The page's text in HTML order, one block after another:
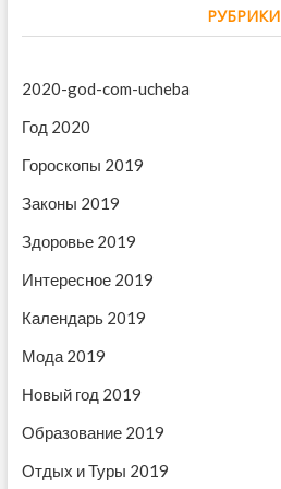
я
н
к
а
и
я
п
о
з
а
п
и
с
я
м
РУБРИКИ
2020-god-com-ucheba
Год 2020
Гороскопы 2019
Законы 2019
Здоровье 2019
Интересное 2019
Календарь 2019
Мода 2019
Новый год 2019
Образование 2019
Отдых и Туры 2019